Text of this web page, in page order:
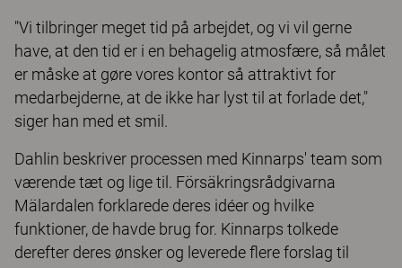
"Vi tilbringer meget tid på arbejdet, og vi vil gerne
have, at den tid er i en behagelig atmosfære, så målet
er måske at gøre vores kontor så attraktivt for
medarbejderne, at de ikke har lyst til at forlade det,"
siger han med et smil.
Dahlin beskriver processen med Kinnarps' team som
værende tæt og lige til. Försäkringsrådgivarna
Mälardalen forklarede deres idéer og hvilke
funktioner, de havde brug for. Kinnarps tolkede
derefter deres ønsker og leverede flere forslag til